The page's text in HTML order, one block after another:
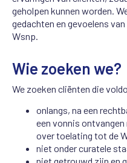
geholpen kunnen worden.
gedachten en gevoelens
Wsnp.
Wie zoeken we?
We zoeken cliënten die
onlangs, na een
een vonnis
over toelating tot de
niet onder curatele